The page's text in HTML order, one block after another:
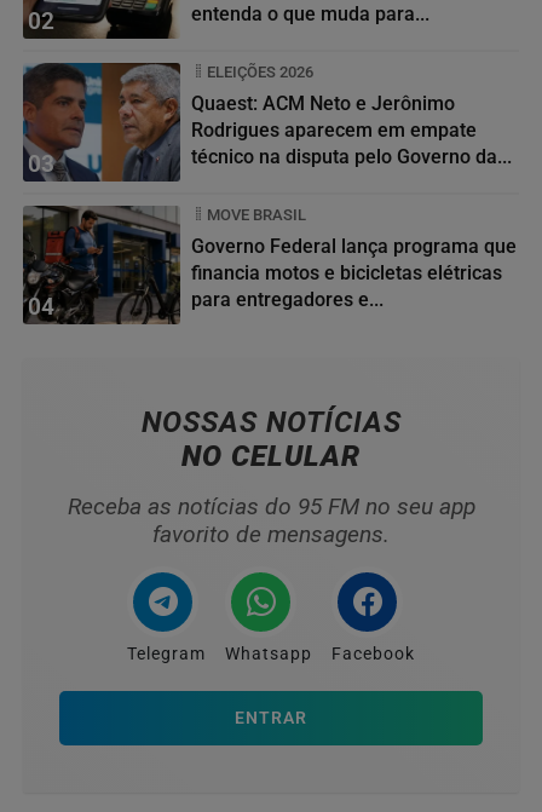
02
entenda o que muda para...
03
ELEIÇÕES 2026
Quaest: ACM Neto e Jerônimo
Rodrigues aparecem em empate
técnico na disputa pelo Governo da...
04
MOVE BRASIL
Governo Federal lança programa que
financia motos e bicicletas elétricas
para entregadores e...
NOSSAS NOTÍCIAS
NO CELULAR
Receba as notícias do 95 FM no seu app
favorito de mensagens.
Telegram Whatsapp Facebook
ENTRAR